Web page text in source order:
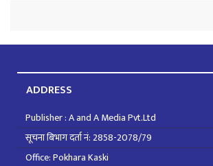
ADDRESS
Publisher : A and A Media Pvt.Ltd
सूचना बिभाग दर्ता नं: 2858-2078/79
Office: Pokhara Kaski